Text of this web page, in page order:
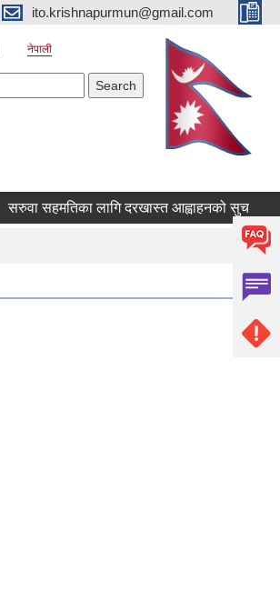
ito.krishnapurmun@gmail.com
नेपाली
सरुवा सहमतिका लागि दरखास्त आह्वाहनको सुचना